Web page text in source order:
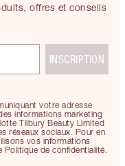
offres et conseils
votre adresse
informations marketing
Tilbury Beauty Limited
réseaux sociaux. Pour en
vos informations
Politique de confidentialité.
INSCRIPTION